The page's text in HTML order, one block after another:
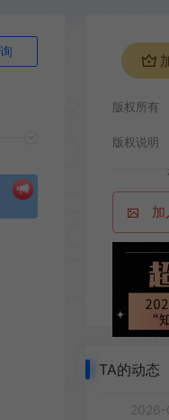
版权所有
版权说明
TA的动态